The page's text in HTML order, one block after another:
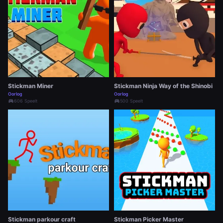
Stickman Miner
Oorlog
sports_esports606 Speelt
Stickman Ninja Way of the Shinobi
Oorlog
sports_esports500 Speelt
Stickman parkour craft Stickman Picker Master